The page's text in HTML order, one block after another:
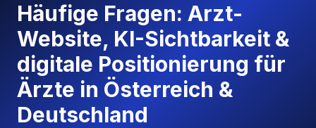
Häufige Fragen: Arzt-
Website, KI-Sichtbarkeit &
digitale Positionierung für
Ärzte in Österreich &
Deutschland